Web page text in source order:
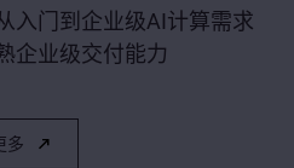
入门到企业级AI计算需求
企业级交付能力
多
70% 训练成本下降，业
协同的全场景计